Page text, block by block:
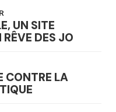
UN SITE
DES JO
CONTRE LA